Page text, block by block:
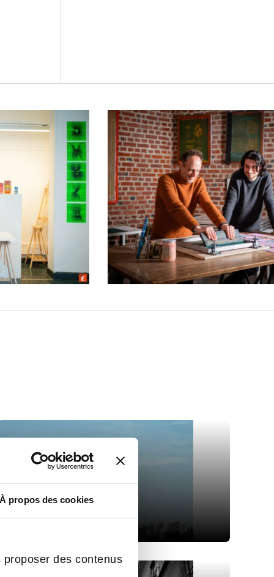
À propos des cookies
des contenus
CAMPUS DE
Aix-en-Provence